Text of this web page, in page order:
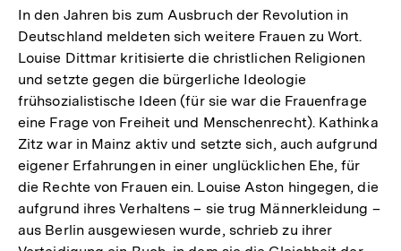
In den Jahren bis zum Ausbruch der Revolution in
Deutschland meldeten sich weitere Frauen zu Wort.
Louise Dittmar kritisierte die christlichen Religionen
und setzte gegen die bürgerliche Ideologie
frühsozialistische Ideen (für sie war die Frauenfrage
eine Frage von Freiheit und Menschenrecht). Kathinka
Zitz war in Mainz aktiv und setzte sich, auch aufgrund
eigener Erfahrungen in einer unglücklichen Ehe, für
die Rechte von Frauen ein. Louise Aston hingegen, die
aufgrund ihres Verhaltens – sie trug Männerkleidung –
aus Berlin ausgewiesen wurde, schrieb zu ihrer